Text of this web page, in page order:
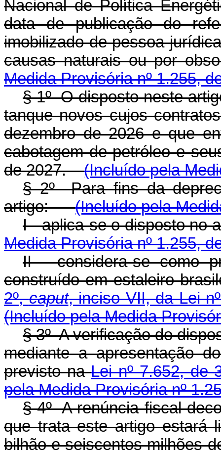
Nacional de Política
data de publicação do
imobilizado de pessoa
causas naturais ou por
Medida Provisória nº 1.255,
§ 1º O disposto neste
tanque novos cujos
dezembro de 2026 e que
cabotagem de petróleo e
de 2027.(Incluído pela
§ 2º Para fins da
artigo:(Incluído pela
I - aplica-se o disposto
Medida Provisória nº 1.255,
II - considera-se como
construído em estaleiro
2º,caput, inciso VII, da Lei
(Incluído pela Medida
§ 3º A verificação do
mediante a apresentação
previsto naLei nº 7.652, de
pela Medida Provisória nº
§ 4º A renúncia fiscal
que trata este artigo estará
bilhão e seiscentos milhões